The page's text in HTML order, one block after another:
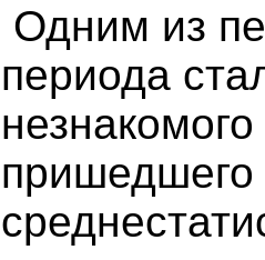
Одним из
периода
пришедшего